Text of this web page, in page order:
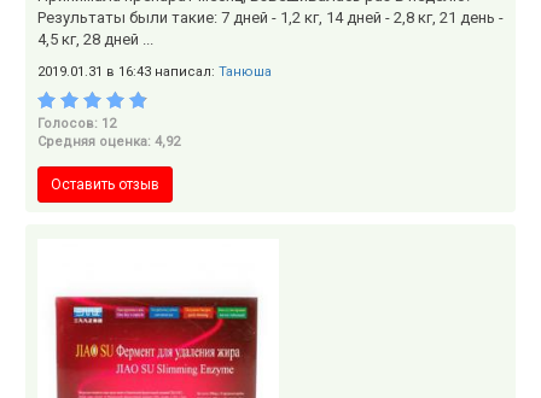
Результаты были такие: 7 дней - 1,2 кг, 14 дней - 2,8 кг, 21 день -
4,5 кг, 28 дней ...
2019.01.31 в 16:43 написал: Танюша
Голосов: 12
Средняя оценка: 4,92
Оставить отзыв